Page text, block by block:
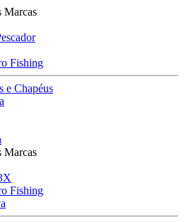
Marcas
Fishing
e Chapéus
Marcas
Fishing